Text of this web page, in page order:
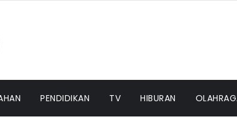
PENDIDIKAN TV HIBURAN